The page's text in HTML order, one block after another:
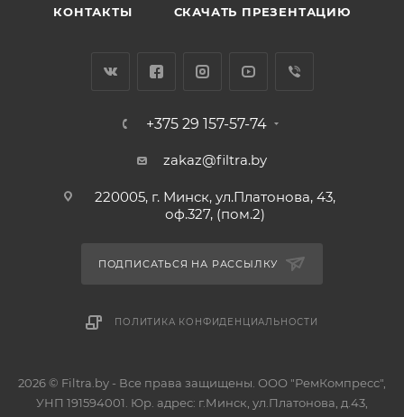
КОНТАКТЫ СКАЧАТЬ ПРЕЗЕНТАЦИЮ
+375 29 157-57-74
zakaz@filtra.by
220005, г. Минск, ул.Платонова, 43,
оф.327, (пом.2)
ПОДПИСАТЬСЯ НА РАССЫЛКУ
ПОЛИТИКА КОНФИДЕНЦИАЛЬНОСТИ
2026 © Filtra.by - Все права защищены. ООО "РемКомпресс",
УНП 191594001. Юр. адрес: г.Минск, ул.Платонова, д.43,